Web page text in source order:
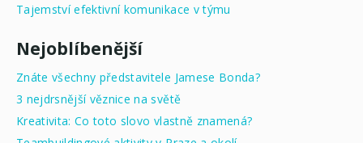
Tajemství efektivní komunikace v týmu
Nejoblíbenější
Znáte všechny představitele Jamese Bonda?
3 nejdrsnější věznice na světě
Kreativita: Co toto slovo vlastně znamená?